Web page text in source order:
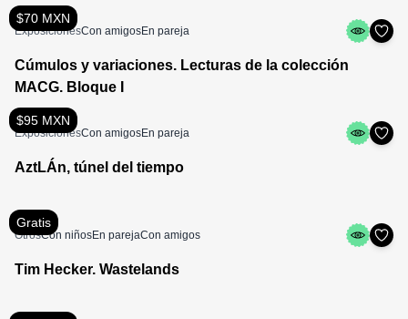
$70 MXN
ExposicionesCon amigosEn pareja
Cúmulos y variaciones. Lecturas de la colección
MACG. Bloque I
$95 MXN
ExposicionesCon amigosEn pareja
AztLÁn, túnel del tiempo
Gratis
OtrosCon niñosEn parejaCon amigos
Tim Hecker. Wastelands